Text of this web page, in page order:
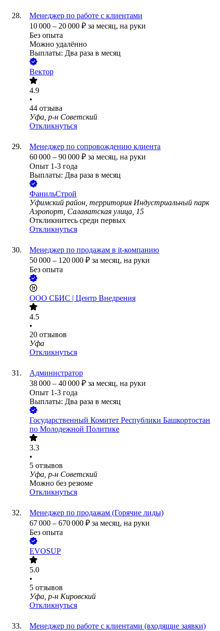
Менеджер по работе с клиентами
10 000 – 20 000 ₽ за месяц, на руки
Без опыта
Можно удалённо
Выплаты: Два раза в месяц
Вектор
4.9
•
44 отзыва
Уфа, р-н Советский
Откликнуться
Менеджер по сопровождению клиента
60 000 – 90 000 ₽ за месяц, на руки
Опыт 1-3 года
Выплаты: Два раза в месяц
ФанильСтрой
Уфимский район, территория Индустриальный парк
Аэропорт, Салаватская улица, 15
Откликнитесь среди первых
Откликнуться
Менеджер по продажам в it-компанию
50 000 – 120 000 ₽ за месяц, на руки
Без опыта
ООО СБИС | Центр Внедрения
4.5
•
20 отзывов
Уфа
Откликнуться
Администратор
38 000 – 40 000 ₽ за месяц, на руки
Опыт 1-3 года
Выплаты: Два раза в месяц
Государственный Комитет Республики Башкортостан
по Молодежной Политике
3.3
•
5 отзывов
Уфа, р-н Советский
Можно без резюме
Откликнуться
Менеджер по продажам (Горячие лиды)
67 000 – 670 000 ₽ за месяц, на руки
Без опыта
EVOSUP
5.0
•
5 отзывов
Уфа, р-н Кировский
Откликнуться
Менеджер по работе с клиентами (входящие заявки)